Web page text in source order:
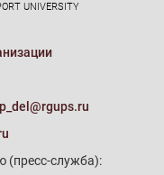
UNIVERSITY
(пресс-служба):